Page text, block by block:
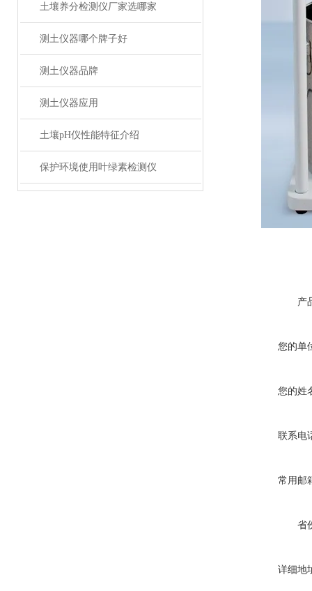
土壤养分检测仪厂家选哪家
测土仪器哪个牌子好
测土仪器品牌
测土仪器应用
土壤pH仪性能特征介绍
保护环境使用叶绿素检测仪
产
您的单
您的姓
联系电
常用邮
省
详细地